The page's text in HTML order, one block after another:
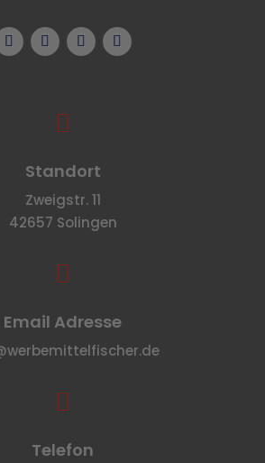

Standort
Zweigstr. 11
42657 Solingen

Email Adresse

Telefon